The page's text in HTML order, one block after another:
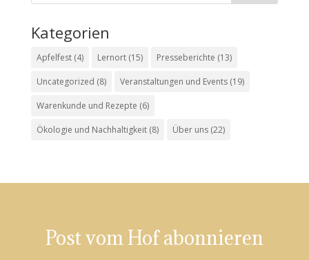
Kategorien
Apfelfest(4) Lernort(15) Presseberichte (13)
Uncategorized (8) Veranstaltungen und Events(19)
Warenkunde und Rezepte (6)
Ökologie und Nachhaltigkeit(8) Über uns(22)
Post vom Hof abonnieren